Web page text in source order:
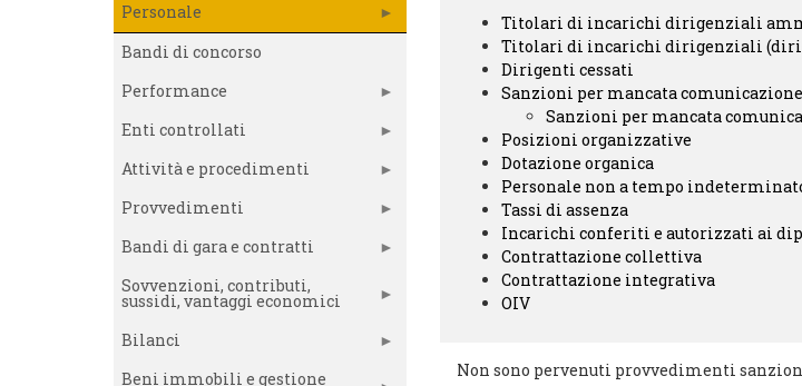
Personale
Bandi di concorso
Performance
Enti controllati
Attività e procedimenti
Provvedimenti
Bandi di gara e contratti
Sovvenzioni, contributi,
sussidi, vantaggi economici
Bilanci
Beni immobili e gestione
Trasparenza
submenu
Titolari di incarichi dirigenziali
Titolari di incarichi dirigenziali
Dirigenti cessati
Sanzioni per mancata
Sanzioni per mancata
Posizioni organizzative
Dotazione organica
Personale non a tempo
Tassi di assenza
Incarichi conferiti e autorizzati ai
Contrattazione collettiva
Contrattazione integrativa
OIV
Non sono pervenuti provvedimenti